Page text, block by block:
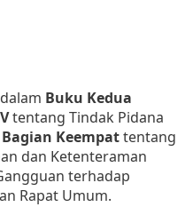
Buku Kedua
tentang Tindak Pidana
Bagian Keempattentang
dan Ketenteraman
terhadap
Rapat Umum.